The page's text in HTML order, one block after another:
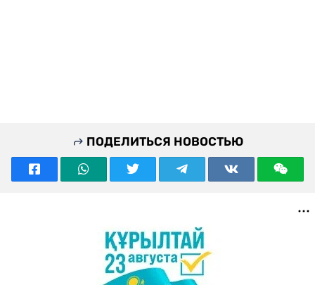
ПОДЕЛИТЬСЯ НОВОСТЬЮ